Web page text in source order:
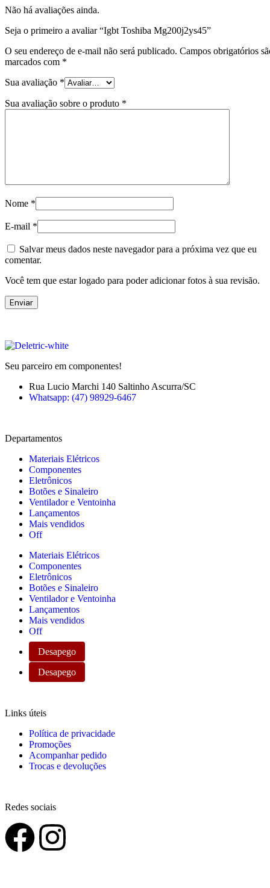
Não há avaliações ainda.
Seja o primeiro a avaliar “Igbt Toshiba Mg200j2ys45”
O seu endereço de e-mail não será publicado. Campos obrigatórios
marcados com *
Sua avaliação *
Sua avaliação sobre o produto *
Nome *
E-mail *
Salvar meus dados neste navegador para a próxima vez que eu
comentar.
Você tem que estar logado para poder adicionar fotos à sua revisão.
Seu parceiro em componentes!
Rua Lucio Marchi 140 Saltinho Ascurra/SC
Whatsapp: (47) 98929-6467
Departamentos
Materiais Elétricos
Componentes
Eletrônicos
Botões e Sinaleiro
Ventilador e Ventoinha
Lançamentos
Mais vendidos
Off
Materiais Elétricos
Componentes
Eletrônicos
Botões e Sinaleiro
Ventilador e Ventoinha
Lançamentos
Mais vendidos
Off
Desapego
Desapego
Links úteis
Política de privacidade
Promoções
Acompanhar pedido
Trocas e devoluções
Redes sociais